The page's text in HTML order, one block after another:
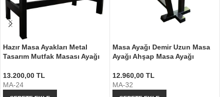
Hazır Masa Ayakları Metal
Tasarım Mutfak Masası Ayağı
13.200,00 TL
MA-24
Masa Ayağı Demir Uzun Masa
Ayağı Ahşap Masa Ayağı
12.960,00 TL
MA-32